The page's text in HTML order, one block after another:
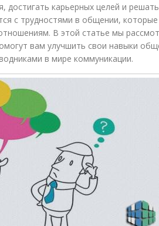
карьерных целей и
с трудностями в общении,
В этой статье мы
вам улучшить свои навыки
в мире коммуникации.